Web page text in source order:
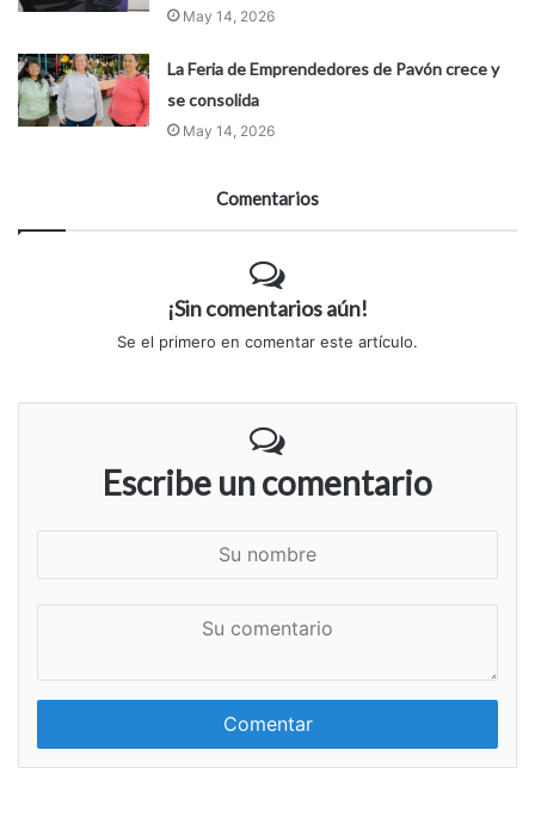
May 14, 2026
La Feria de Emprendedores de Pavón crece y
se consolida
May 14, 2026
Comentarios
¡Sin comentarios aún!
Se el primero en comentar este artículo.
Escribe un comentario
n